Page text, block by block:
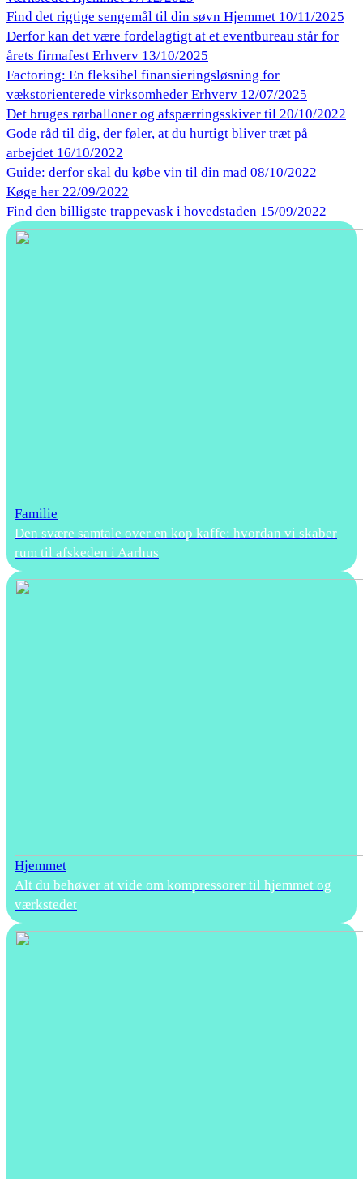
Find det rigtige sengemål til din søvn Hjemmet 10/11/2025
Derfor kan det være fordelagtigt at et eventbureau står for
årets firmafest Erhverv 13/10/2025
Factoring: En fleksibel finansieringsløsning for
vækstorienterede virksomheder Erhverv 12/07/2025
Det bruges rørballoner og afspærringsskiver til 20/10/2022
Gode råd til dig, der føler, at du hurtigt bliver træt på
arbejdet 16/10/2022
Guide: derfor skal du købe vin til din mad 08/10/2022
Køge her 22/09/2022
Find den billigste trappevask i hovedstaden 15/09/2022
Familie
Den svære samtale over en kop kaffe: hvordan vi skaber
rum til afskeden i Aarhus
Hjemmet
Alt du behøver at vide om kompressorer til hjemmet og
værkstedet